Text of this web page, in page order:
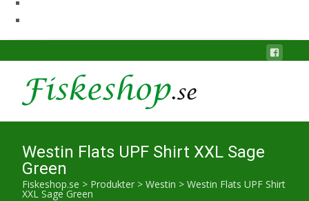
Westin Flats UPF Shirt XXL Sage
Green
Fiskeshop.se > Produkter > Westin > Westin Flats UPF Shirt
XXL Sage Green